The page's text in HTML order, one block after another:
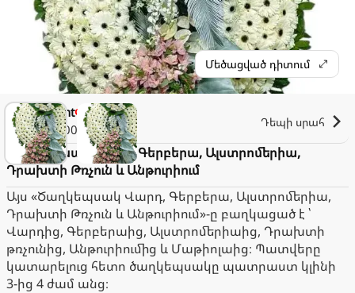
Մեծացված դիտում
ElegantՓակ է։
2.000֏
Դեպի սրահ
Ծաղկեպսակ Վարդ, Գերբերա, Ալստրոմերիա,
Դրախտի Թռչուն և Անթուրիում
Այս «Ծաղկեպսակ Վարդ, Գերբերա, Ալստրոմերիա,
Դրախտի Թռչուն և Անթուրիում»-ը բաղկացած է ՝
Վարդից, Գերբերաից, Ալստրոմերիաից, Դրախտի
թռչունից, Անթուրիումից և Մաթիոլաից։ Պատվերը
կատարելուց հետո ծաղկեպսակը պատրաստ կլինի
3-ից 4 ժամ անց։